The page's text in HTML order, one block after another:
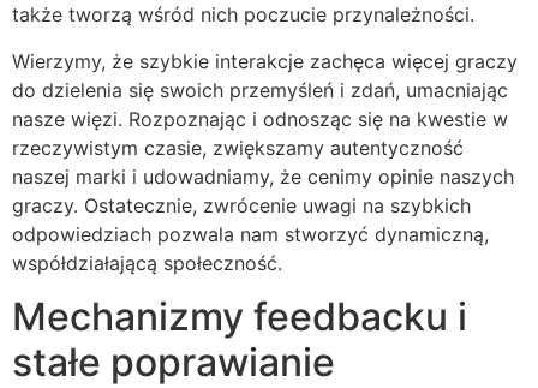
także tworzą wśród nich poczucie przynależności.
Wierzymy, że szybkie interakcje zachęca więcej graczy
do dzielenia się swoich przemyśleń i zdań, umacniając
nasze więzi. Rozpoznając i odnosząc się na kwestie w
rzeczywistym czasie, zwiększamy autentyczność
naszej marki i udowadniamy, że cenimy opinie naszych
graczy. Ostatecznie, zwrócenie uwagi na szybkich
odpowiedziach pozwala nam stworzyć dynamiczną,
współdziałającą społeczność.
Mechanizmy feedbacku i
stałe poprawianie